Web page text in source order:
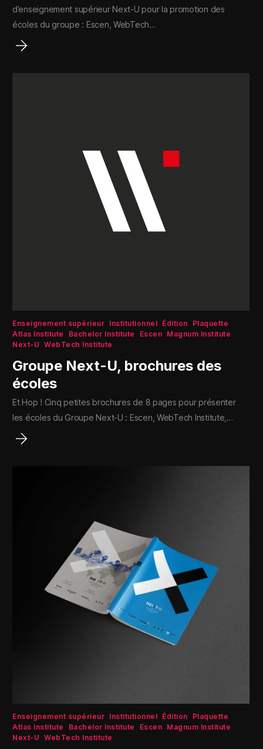
d’enseignement supérieur Next-U pour la promotion des
écoles du groupe : Escen, WebTech…
Enseignement supérieur Institutionnel Édition
Plaquette
Atlas Institute
Bachelor Institute Escen Magnum Institute
Next-U WebTech Institute
Groupe Next-U, brochures des
écoles
Et Hop ! Cinq petites brochures de 8 pages pour présenter
les écoles du Groupe Next-U : Escen, WebTech Institute,…
Enseignement supérieur Institutionnel Édition
Plaquette
Atlas Institute
Bachelor Institute Escen Magnum Institute
Next-U WebTech Institute